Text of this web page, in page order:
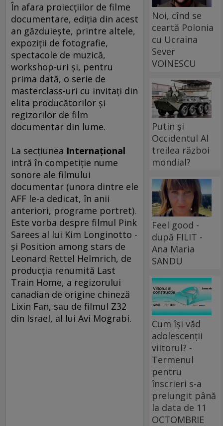
În afara proiecţiilor de filme
documentare, ediţia din acest
an găzduieşte, printre altele,
expoziţii de fotografie,
spectacole de muzică,
workshop-uri şi, pentru
prima dată, o serie de
masterclass-uri cu invitaţi din
elita producătorilor şi
regizorilor de film
documentar din lume.
La secțiunea Internaţional
intră în competiție nume
sonore ale filmului
documentar (unora dintre ele
AFF le-a dedicat, în anii
anteriori, programe portret).
Este vorba despre filmul Pink
Sarees al lui Kim Longinotto -
și Position among stars de
Leonard Rettel Helmrich, de
producția renumită Last
Train Home, a regizorului
canadian de origine chineză
Lixin Fan, sau de filmul Z32
din Israel, al lui Avi Mograbi.
Noi, cînd se
ceartă Polonia
cu Ucraina
Sever
VOINESCU
Putin și
Occidentul Al
treilea război
mondial?
Feel good -
după FILIT -
Ana Maria
SANDU
Cum își văd
adolescenții
viitorul? -
Termenul
pentru
înscrieri s-a
prelungit până
la data de 11
OCTOMBRIE